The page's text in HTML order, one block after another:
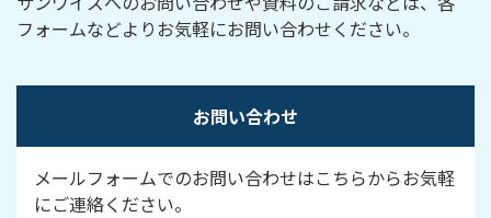
フォームなどよりお気軽にお問い合わせください。
お問い合わせ
メールフォームでのお問い合わせはこちらからお気軽
にご連絡ください。